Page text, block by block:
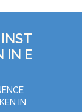
IN E
IN